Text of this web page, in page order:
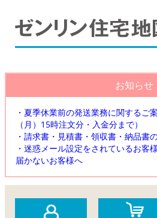
お知らせ
・夏季休業前の発送業務に関するご
（月）15時注文分・入金分まで）
・請求書・見積書・領収書・納品書
・迷惑メール設定をされているお客
届かないお客様へ